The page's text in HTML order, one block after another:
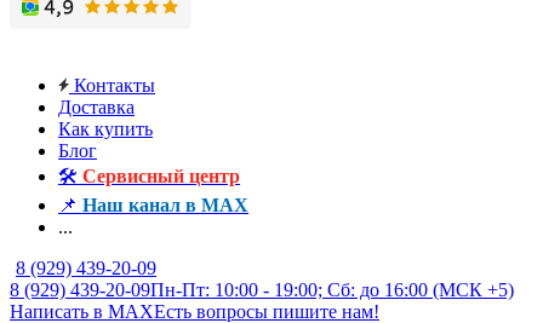
Контакты
Доставка
Как купить
Блог
🛠️ Сервисный центр
📌 Наш канал в MAX
...
8 (929) 439-20-09
8 (929) 439-20-09Пн-Пт: 10:00 - 19:00; Сб: до 16:00 (МСК +5)
Написать в MAXЕсть вопросы пишите нам!